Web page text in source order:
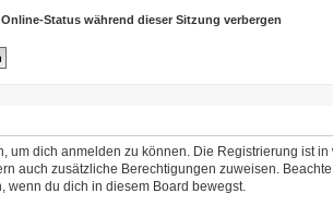
Status während dieser Sitzung verbergen
um dich anmelden zu können. Die Registrierung ist
auch zusätzliche Berechtigungen zuweisen.
wenn du dich in diesem Board bewegst.